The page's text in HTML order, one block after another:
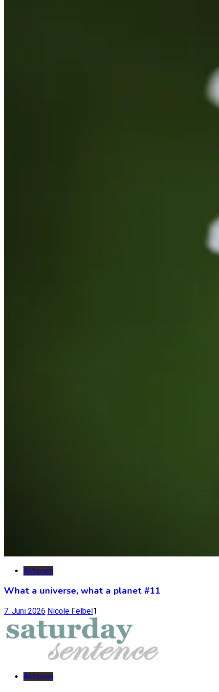
Aktionen
What a universe, what a planet #11
7. Juni 2026 Nicole Felbel1
Aktionen